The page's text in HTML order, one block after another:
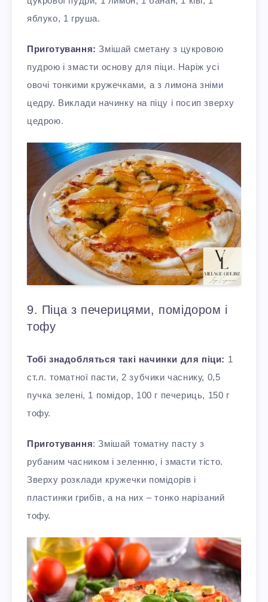
яблуко, 1 груша.
Приготування:Змішай сметану з цукровою
пудрою і змасти основу для піци. Наріж усі
овочі тонкими кружечками, а з лимона зніми
цедру. Виклади начинку на піцу і посип зверху
цедрою.
9. Піца з печерицями, помідором і
тофу
Тобі знадобляться такі начинки для піци: 1
ст.л. томатної пасти, 2 зубчики часнику, 0,5
пучка зелені, 1 помідор, 100 г печериць, 150 г
тофу.
Приготування: Змішай томатну пасту з
рубаним часником і зеленню, і змасти тісто.
Зверху розклади кружечки помідорів і
пластинки грибів, а на них – тонко нарізаний
тофу.